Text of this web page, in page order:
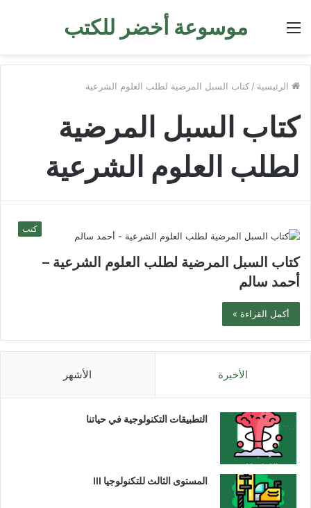
موسوعة أخضر للكتب القائمة
الرئيسية / كتاب السبل المرضية لطلب العلوم الشرعية
كتاب السبل المرضية
لطلب العلوم الشرعية
كتب
كتاب السبل المرضية لطلب العلوم الشرعية –
أحمد سالم
أكمل القراءة »
الأخيرة الأشهر
التطبيقات التكنولوجية في حياتنا
المستوى الثالث للتكنولوجيا III